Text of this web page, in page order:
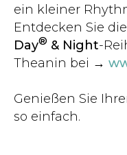
ein kleiner
Entdecken Sie
Day® & Night-
Theanin bei →
Genießen Sie
so einfach.